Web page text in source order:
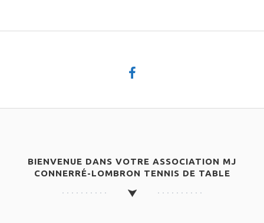
BIENVENUE DANS VOTRE ASSOCIATION MJ
CONNERRÉ-LOMBRON TENNIS DE TABLE